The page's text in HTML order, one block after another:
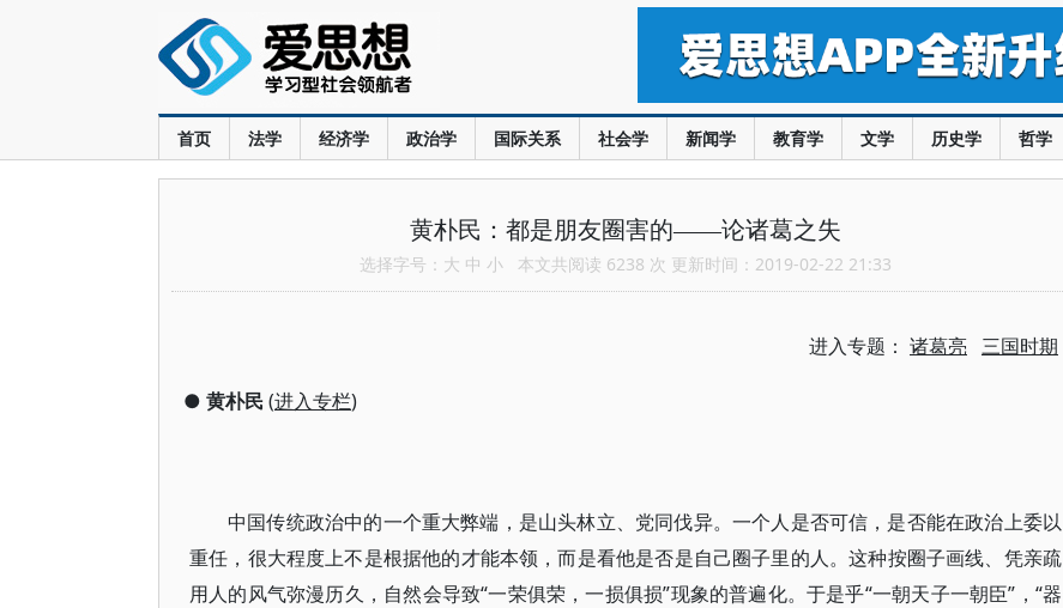
首页 法学 经济学 政治学 国际关系 社会学 新闻学 教育学 文学 历史学 哲学
黄朴民：都是朋友圈害的——论诸葛之失
选择字号： 大 中 小 本文共阅读 6238 次 更新时间：2019-02-22 21:33
进入专题： 诸葛亮 三国时期
● 黄朴民(进入专栏)
中国传统政治中的一个重大弊端，是山头林立、党同伐异。一个人是否可信，是否能在政治上委以
重任，很大程度上不是根据他的才能本领，而是看他是否是自己圈子里的人。这种按圈子画线、凭亲疏
用人的风气弥漫历久，自然会导致“一荣俱荣，一损俱损”现象的普遍化。于是乎“一朝天子一朝臣”，“器